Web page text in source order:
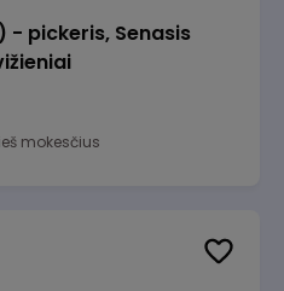
- pickeris, Senasis
mokesčius